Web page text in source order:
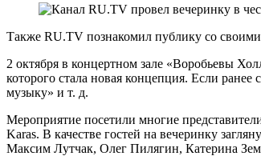
Также RU.TV познакомил публику со
2 октября в концертном зале «Воробьевы
которого стала новая концепция. Если
музыку» и т. д.
Мероприятие посетили многие
Karas. В качестве гостей на вечеринку
Максим Лутчак, Олег Пилягин, Катерина